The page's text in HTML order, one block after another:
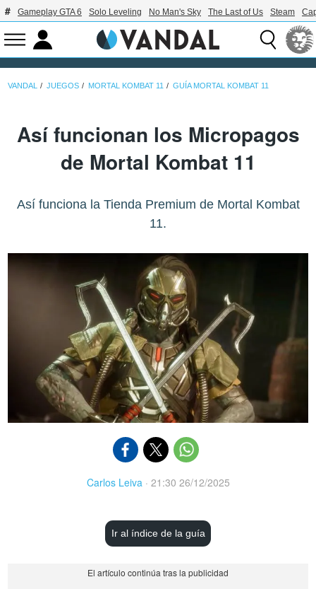
Gameplay GTA 6 Solo Leveling No Man's Sky The Last of Us Steam
VANDAL JUEGOS MORTAL KOMBAT 11 GUÍA MORTAL KOMBAT 11
Así funcionan los Micropagos
de Mortal Kombat 11
Así funciona la Tienda Premium de Mortal Kombat
11.
Carlos Leiva · 21:30 26/12/2025
Ir al índice de la guía